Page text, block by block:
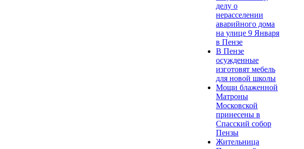
делу о
нерасселении
аварийного дома
на улице 9 Января
в Пензе
В Пензе
осужденные
изготовят мебель
для новой школы
Мощи блаженной
Матроны
Московской
принесены в
Спасский собор
Пензы
Жительница